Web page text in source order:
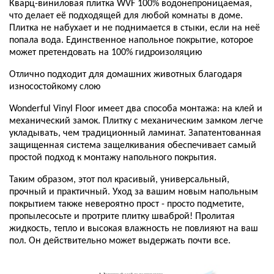
Кварц-виниловая плитка WVF 100% водонепроницаемая,
что делает её подходящей для любой комнаты в доме.
Плитка не набухает и не поднимается в стыки, если на неё
попала вода. Единственное напольное покрытие, которое
может претендовать на 100% гидроизоляцию
Отлично подходит для домашних животных благодаря
износостойкому слою
Wonderful Vinyl Floor имеет два способа монтажа: на клей и
механический замок. Плитку с механическим замком легче
укладывать, чем традиционный ламинат. Запатентованная
защищенная система защелкивания обеспечивает самый
простой подход к монтажу напольного покрытия.
Таким образом, этот пол красивый, универсальный,
прочный и практичный. Уход за вашим новым напольным
покрытием также невероятно прост - просто подметите,
пропылесосьте и протрите плитку шваброй! Пролитая
жидкость, тепло и высокая влажность не повлияют на ваш
пол. Он действительно может выдержать почти все.